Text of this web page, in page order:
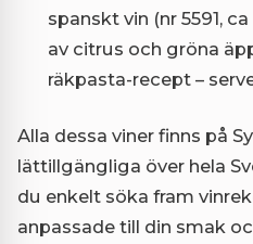
spanskt vin (nr 5591,
av citrus och gröna
räkpasta-recept –
Alla dessa viner finns på
lättillgängliga över hela
du enkelt söka fram
anpassade till din smak